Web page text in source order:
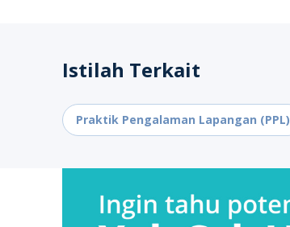
Istilah Terkait
Praktik Pengalaman Lapangan (PPL)